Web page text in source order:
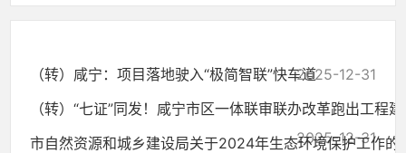
（转）咸宁：项目落地驶入“极简智联”快车道2025-12-31
（转）“七证”同发！咸宁市区一体联审联办改革跑出工程建
2025-12-31
市自然资源和城乡建设局关于2024年生态环境保护工作的